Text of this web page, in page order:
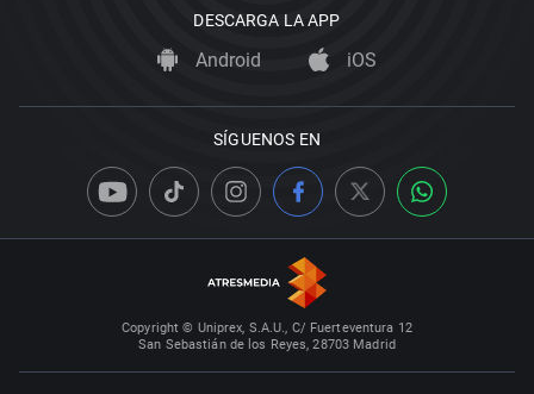
DESCARGA LA APP
Android iOS
SÍGUENOS EN
Copyright © Uniprex, S.A.U., C/ Fuerteventura 12
San Sebastián de los Reyes, 28703 Madrid